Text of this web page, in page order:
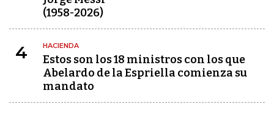
(1958-2026)
4 HACIENDA
Estos son los 18 ministros con los que
Abelardo de la Espriella comienza su
mandato